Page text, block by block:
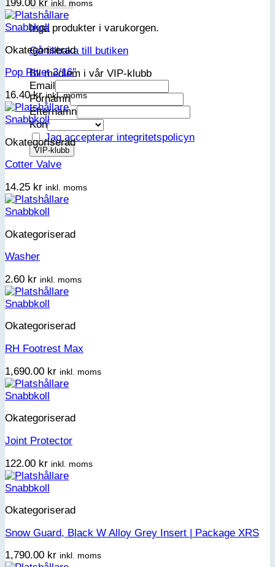
Inga produkter i varukorgen.
Gå tillbaka till butiken
Bli medlem i vår VIP-klubb
Email
Förnamn
Efternamn
Kön
Jag accepterar integritetspolicyn
199.00kr inkl. moms
Snabbkoll
Okategoriserad
Pop Rivet 3/16″
16.40kr inkl. moms
Snabbkoll
Okategoriserad
Cotter Valve
14.25 kr inkl. moms
Snabbkoll
Okategoriserad
Washer
2.60 kr inkl. moms
Snabbkoll
Okategoriserad
RH Footrest Max
1,690.00 kr inkl. moms
Snabbkoll
Okategoriserad
Joint Protector
122.00 kr inkl. moms
Snabbkoll
Okategoriserad
Snow Guard, Black W Alloy Grey Insert | Package XRS
1,790.00 kr inkl. moms